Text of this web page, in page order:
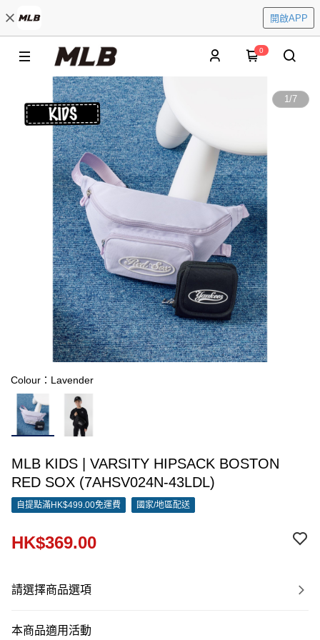
開啟APP
0
1/7
Colour：Lavender
MLB KIDS | VARSITY HIPSACK BOSTON
RED SOX (7AHSV024N-43LDL)
自提點滿HK$499.00免運費 國家/地區配送
HK$369.00
請選擇商品選項
本商品適用活動